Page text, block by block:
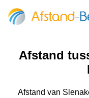
Afstand
Afstand van